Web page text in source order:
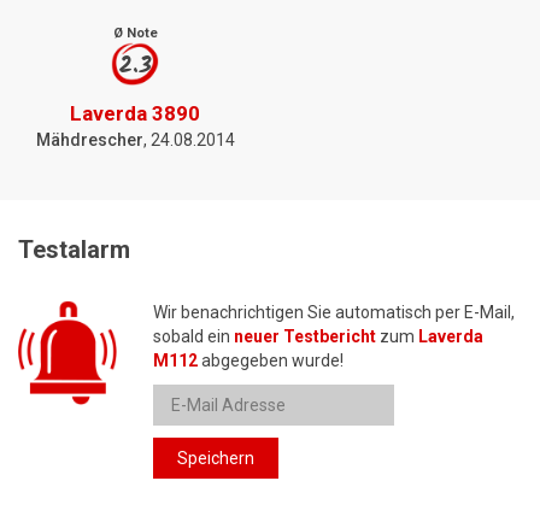
Ø Note
2.3
Laverda 3890
Mähdrescher, 24.08.2014
Testalarm
Wir benachrichtigen Sie automatisch per E-Mail,
sobald ein neuer Testbericht zum Laverda
M112abgegeben wurde!
Speichern